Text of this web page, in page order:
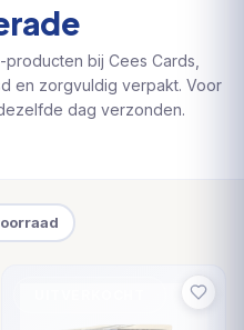
bij Cees Cards,
en zorgvuldig verpakt. Voor
dag verzonden.